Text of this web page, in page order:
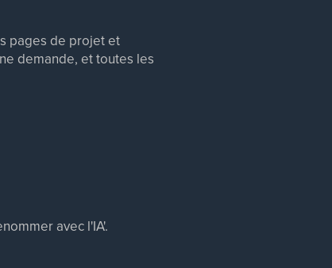
pages de projet et
demande, et toutes les
avec l'IA'.